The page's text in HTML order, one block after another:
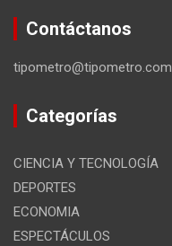
Contáctanos
tipometro@tipometro.com
Categorías
CIENCIA Y TECNOLOGÍA
DEPORTES
ECONOMIA
ESPECTÁCULOS